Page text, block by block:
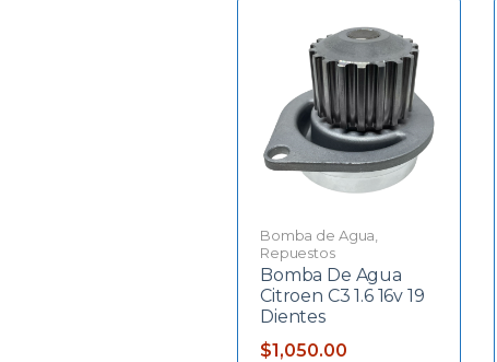
Bomba de Agua
Repuestos
Bomba De Agua
Citroen C3 1.6 16v 19
Dientes
$1,050.00